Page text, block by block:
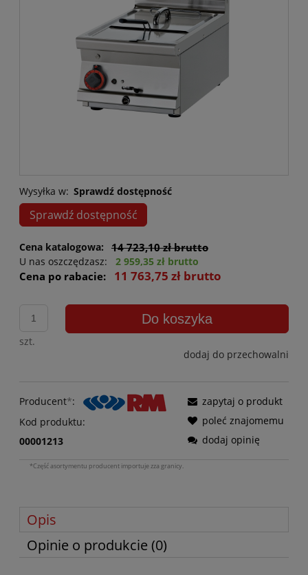
Wysyłka w: Sprawdź dostępność
Sprawdź dostępność
Cena katalogowa: 14 723,10 zł brutto
U nas oszczędzasz: 2 959,35 zł brutto
Cena po rabacie: 11 763,75 zł brutto
szt.
Do koszyka
dodaj do przechowalni
Producent*:
Kod produktu:
00001213
zapytaj o produkt
poleć znajomemu
dodaj opinię
*Część asortymentu producent importuje zza granicy.
Opis
Opinie o produkcie (0)